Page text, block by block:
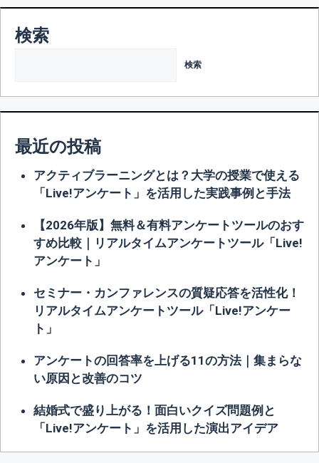
検索
検索
最近の投稿
アクティブラーニングとは？大学の授業で使える
「Live!アンケート」を活用した実践事例と手法
【2026年版】無料＆有料アンケートツールのおす
すめ比較｜リアルタイムアンケートツール「Live!
アンケート」
セミナー・カンファレンスの質疑応答を活性化！
リアルタイムアンケートツール「Live!アンケー
ト」
アンケートの回答率を上げる11の方法｜集まらな
い原因と改善のコツ
結婚式で盛り上がる！面白いクイズ問題例と
「Live!アンケート」を活用した演出アイデア